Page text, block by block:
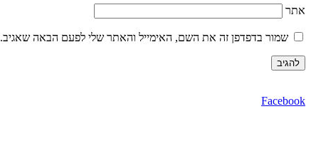
אתר
שמור בדפדפן זה את השם, האימייל והאתר שלי לפעם הבאה שאגיב.
Facebook